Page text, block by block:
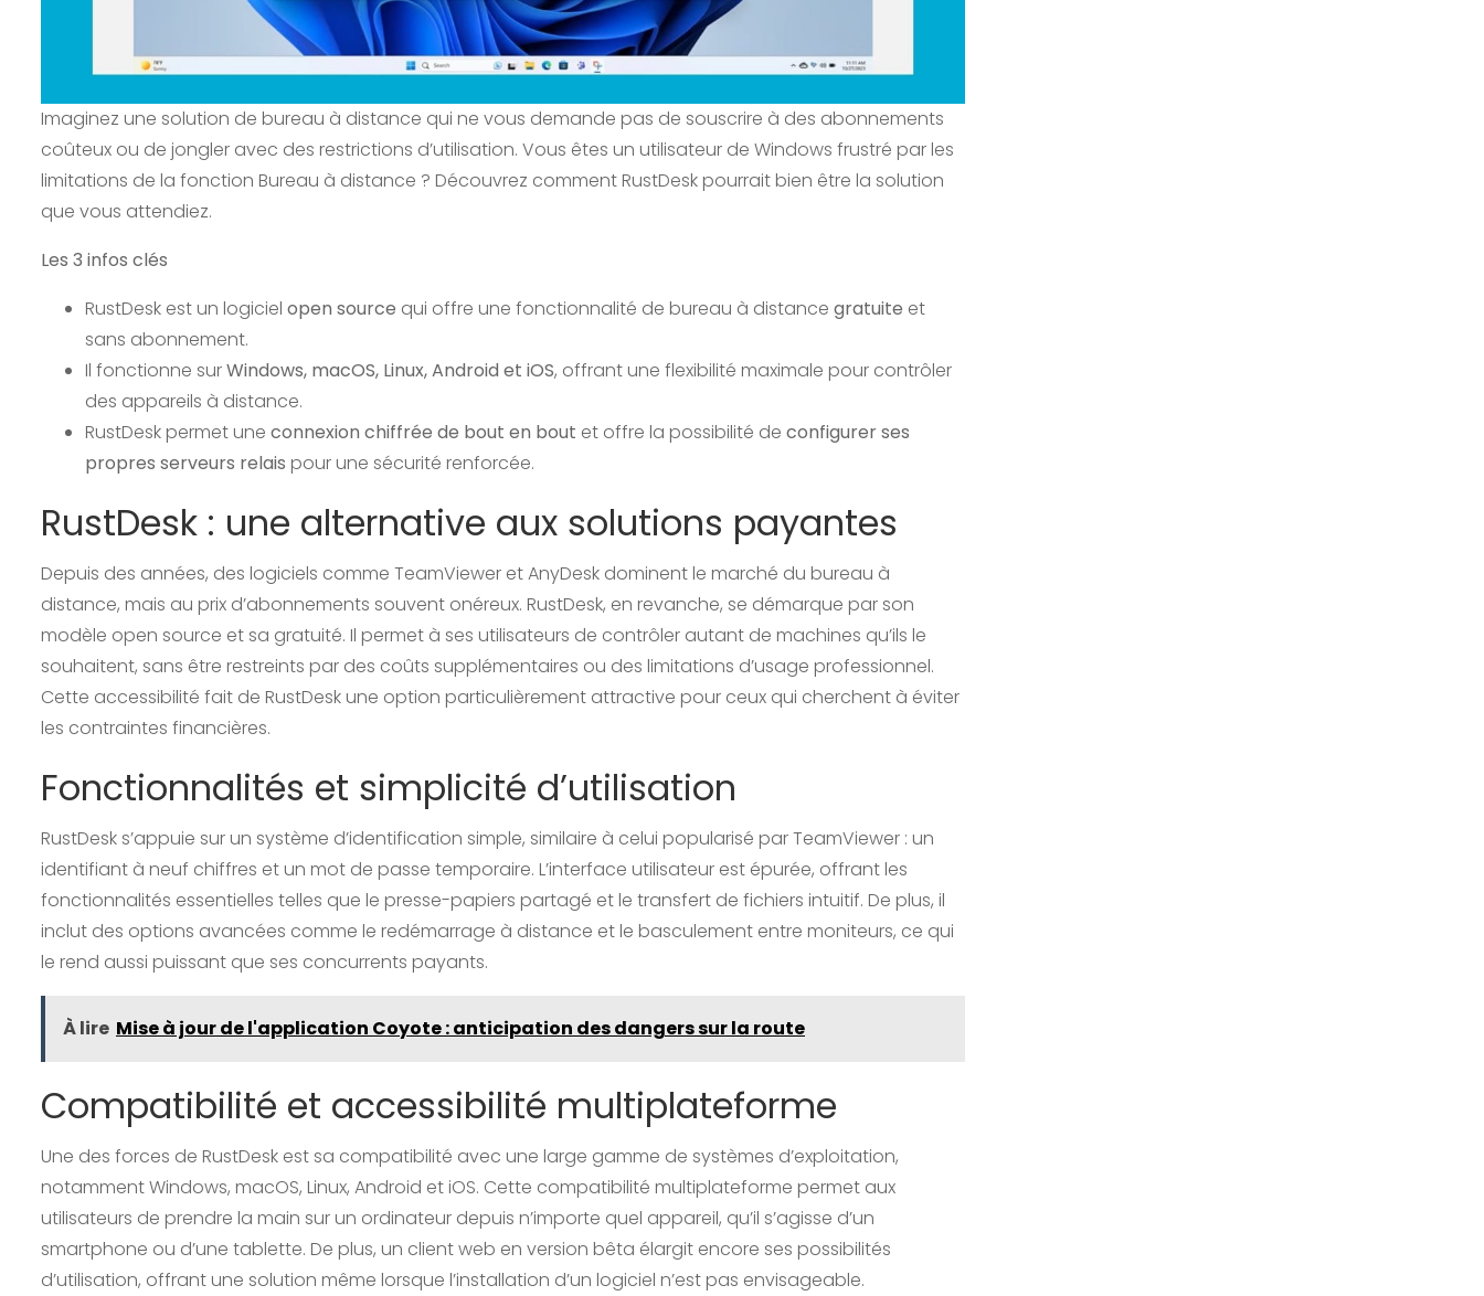
Imaginez une solution de bureau à distance qui ne vous demande pas de souscrire à des abonnements
coûteux ou de jongler avec des restrictions d’utilisation. Vous êtes un utilisateur de Windows frustré par les
limitations de la fonction Bureau à distance ? Découvrez comment RustDesk pourrait bien être la solution
que vous attendiez.
Les 3 infos clés
RustDesk est un logiciel open source qui offre une fonctionnalité de bureau à distance gratuite et
sans abonnement.
Il fonctionne surWindows, macOS, Linux, Android et iOS, offrant une flexibilité maximale pour contrôler
des appareils à distance.
RustDesk permet une connexion chiffrée de bout en bout et offre la possibilité de configurer ses
propres serveurs relais pour une sécurité renforcée.
RustDesk : une alternative aux solutions payantes
Depuis des années, des logiciels comme TeamViewer et AnyDesk dominent le marché du bureau à
distance, mais au prix d’abonnements souvent onéreux. RustDesk, en revanche, se démarque par son
modèle open source et sa gratuité. Il permet à ses utilisateurs de contrôler autant de machines qu’ils le
souhaitent, sans être restreints par des coûts supplémentaires ou des limitations d’usage professionnel.
Cette accessibilité fait de RustDesk une option particulièrement attractive pour ceux qui cherchent à éviter
les contraintes financières.
Fonctionnalités et simplicité d’utilisation
RustDesk s’appuie sur un système d’identification simple, similaire à celui popularisé par TeamViewer : un
identifiant à neuf chiffres et un mot de passe temporaire. L’interface utilisateur est épurée, offrant les
fonctionnalités essentielles telles que le presse-papiers partagé et le transfert de fichiers intuitif. De plus, il
inclut des options avancées comme le redémarrage à distance et le basculement entre moniteurs, ce qui
le rend aussi puissant que ses concurrents payants.
À lire Mise à jour de l'application Coyote : anticipation des dangers sur la route
Compatibilité et accessibilité multiplateforme
Une des forces de RustDesk est sa compatibilité avec une large gamme de systèmes d’exploitation,
notamment Windows, macOS, Linux, Android et iOS. Cette compatibilité multiplateforme permet aux
utilisateurs de prendre la main sur un ordinateur depuis n’importe quel appareil, qu’il s’agisse d’un
smartphone ou d’une tablette. De plus, un client web en version bêta élargit encore ses possibilités
d’utilisation, offrant une solution même lorsque l’installation d’un logiciel n’est pas envisageable.